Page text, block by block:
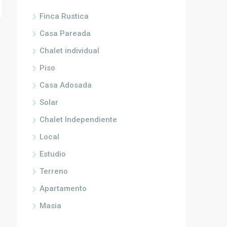
Finca Rustica
Casa Pareada
Chalet individual
Piso
Casa Adosada
Solar
Chalet Independiente
Local
Estudio
Terreno
Apartamento
Masia